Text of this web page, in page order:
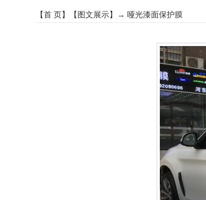
【首 页】【 图文展示】→ 哑光漆面保护膜